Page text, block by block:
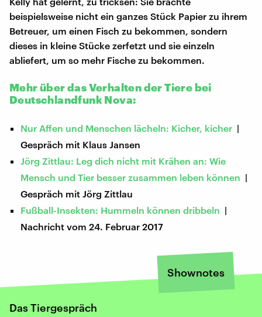
beispielsweise nicht ein ganzes Stück Papier zu ihrem
Betreuer, um einen Fisch zu bekommen, sondern
dieses in kleine Stücke zerfetzt und sie einzeln
abliefert, um so mehr Fische zu bekommen.
Mehr über das Verhalten der Tiere bei
Deutschlandfunk Nova:
Nur Affen und Menschen lächeln: Kicher, kicher |
Gespräch mit Klaus Jansen
Jörg Zittlau: Leg dich nicht mit Krähen an: Wie
Mensch und Tier besser zusammen leben können |
Gespräch mit Jörg Zittlau
Fußball-Insekten: Hummeln können dribbeln |
Nachricht vom 24. Februar 2017
Shownotes
Das Tiergespräch